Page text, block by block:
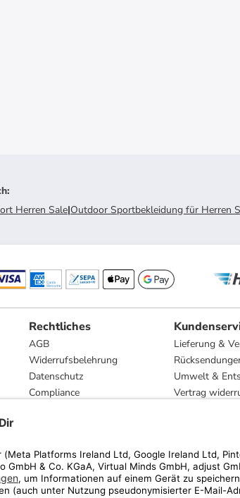
:
Herren Sale|Outdoor Sportbekleidung für Herren
Rechtliches
AGB
Widerrufsbelehrung
Datenschutz
Compliance
Lieferung &
Umwelt &
Vertrag